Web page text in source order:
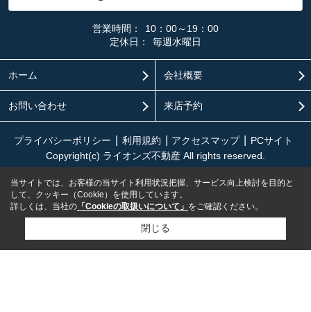
営業時間：
10：00～19：00
定休日：
毎週水曜日
ホーム 会社概要
お問い合わせ 来店予約
プライバシーポリシー 利用規約 アクセスマップ
PCサイト
Copyright(c) ライオンズ不動産 All rights reserved.
当サイトでは、お客様の当サイト利用状況把握、サービス向上検討を目的と
して、クッキー（Cookie）を使用しています。
詳しくは、当社の 「Cookieの取扱いについて」 をご確認ください。
閉じる